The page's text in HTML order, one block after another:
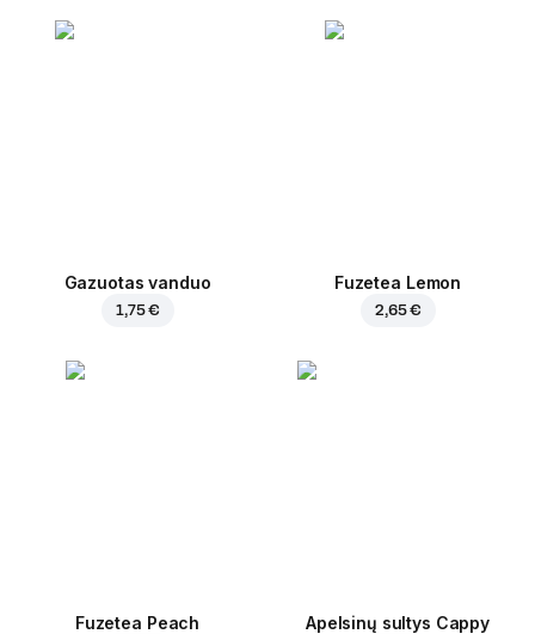
Gazuotas vanduo
1,75 €
Fuzetea Lemon
2,65 €
Fuzetea Peach Apelsinų sultys Cappy